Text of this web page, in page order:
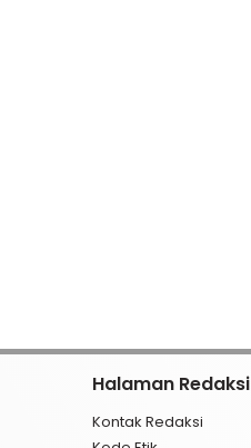
Halaman Redaksi
Kontak Redaksi